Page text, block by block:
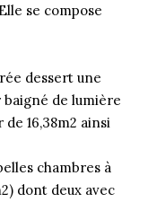
se compose
dessert une
de lumière
16,38m2 ainsi
chambres à
dont deux avec